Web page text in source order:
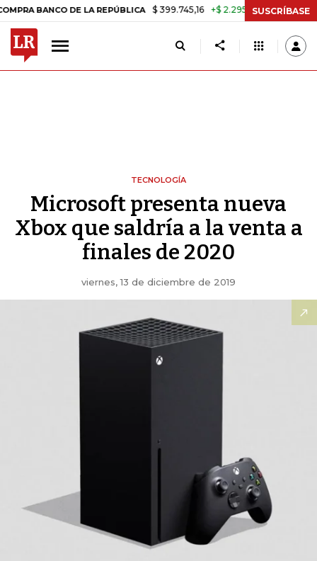
BANCO DE LA REPÚBLICA $ 399.745,16 +$ 2.295,71 +0,58%
SUSCRÍBASE
TECNOLOGÍA
Microsoft presenta nueva
Xbox que saldría a la venta a
finales de 2020
viernes, 13 de diciembre de 2019